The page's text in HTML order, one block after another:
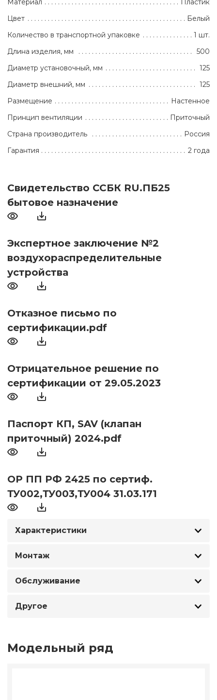
Материал
Пластик
Цвет
Белый
Количество в транспортной упаковке
1 шт.
Длина изделия, мм
500
Диаметр установочный, мм
125
Диаметр внешний, мм
125
Размещение
Настенное
Принцип вентиляции
Приточный
Страна производитель
Россия
Гарантия
2 года
Свидетельство ССБК RU.ПБ25
бытовое назначение
Экспертное заключение №2
воздухораспределительные
устройства
Отказное письмо по
сертификации.pdf
Отрицательное решение по
сертификации от 29.05.2023
Паспорт КП, SAV (клапан
приточный) 2024.pdf
ОР ПП РФ 2425 по сертиф.
ТУ002,ТУ003,ТУ004 31.03.171
Характеристики
Монтаж
Обслуживание
Другое
Модельный ряд